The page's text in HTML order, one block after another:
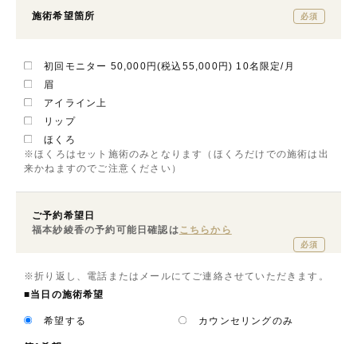
施術希望箇所 必須
初回モニター 50,000円(税込55,000円) 10名限定/月
眉
アイライン上
リップ
ほくろ
※ほくろはセット施術のみとなります（ほくろだけでの施術は出
来かねますのでご注意ください）
ご予約希望日
福本紗綾香の予約可能日確認はこちらから
必須
※折り返し、電話またはメールにてご連絡させていただきます。
■当日の施術希望
希望する カウンセリングのみ